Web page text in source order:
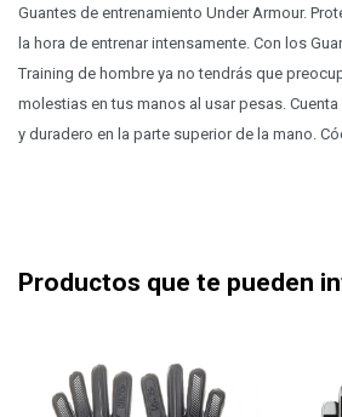
Guantes de entrenamiento Under Armour.
la hora de entrenar intensamente. Con los
Training de hombre ya no tendrás que
molestias en tus manos al usar pesas.
y duradero en la parte superior de la mano.
Productos que te pueden